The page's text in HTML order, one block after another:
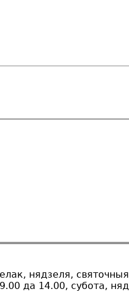
нядзеля,
да 14.00, субота,